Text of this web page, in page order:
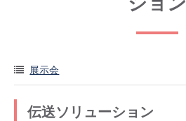
展示会
伝送ソリューション